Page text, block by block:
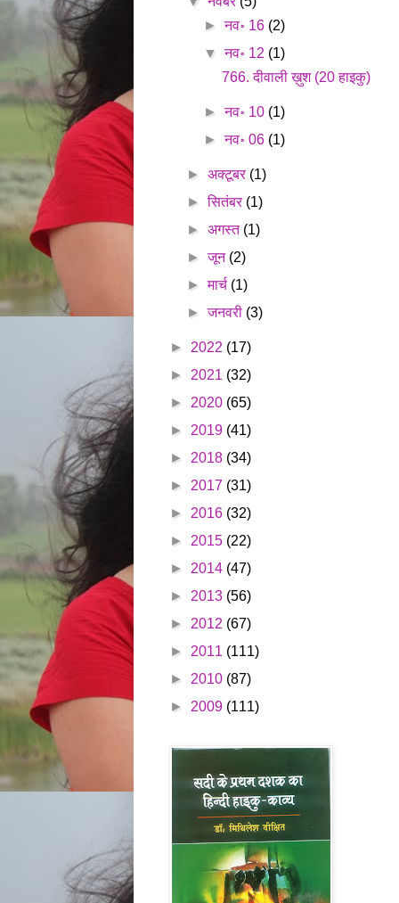
►नव॰ 16 (2)
▼नव॰ 12 (1)
766. दीवाली ख़ुश (20 हाइकु)
►नव॰ 10 (1)
►नव॰ 06 (1)
►अक्टूबर (1)
►सितंबर (1)
►अगस्त (1)
►जून (2)
►मार्च (1)
►जनवरी (3)
► 2022 (17)
► 2021 (32)
► 2020 (65)
► 2019 (41)
► 2018 (34)
► 2017 (31)
► 2016 (32)
► 2015 (22)
► 2014 (47)
► 2013 (56)
► 2012 (67)
► 2011 (111)
► 2010 (87)
► 2009 (111)